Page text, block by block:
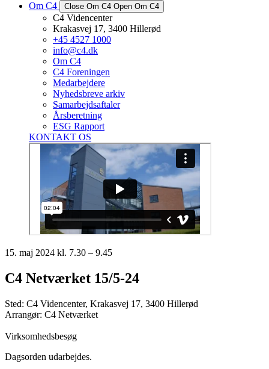
Om C4
Close Om C4 Open Om C4
C4 Videncenter
Krakasvej 17, 3400 Hillerød
+45 4527 1000
info@c4.dk
Om C4
C4 Foreningen
Medarbejdere
Nyhedsbreve arkiv
Samarbejdsaftaler
Årsberetning
ESG Rapport
KONTAKT OS
15. maj 2024 kl. 7.30 – 9.45
C4 Netværket 15/5-24
Sted: C4 Videncenter, Krakasvej 17, 3400 Hillerød
Arrangør: C4 Netværket
Virksomhedsbesøg
Dagsorden udarbejdes.